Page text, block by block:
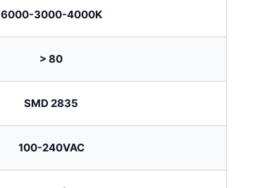
6000-3000-4000K
> 80
SMD 2835
100-240VAC